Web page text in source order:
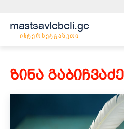
mastsavlebeli.ge
ინტერნეტგაზეთი
ზინა გაბიჩვაძე